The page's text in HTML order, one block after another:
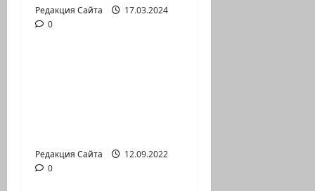
Редакция Сайта
17.03.2024
0Новости на сайте (архив)
Редакция Сайта
12.09.2022
0Новости на сайте (архив)